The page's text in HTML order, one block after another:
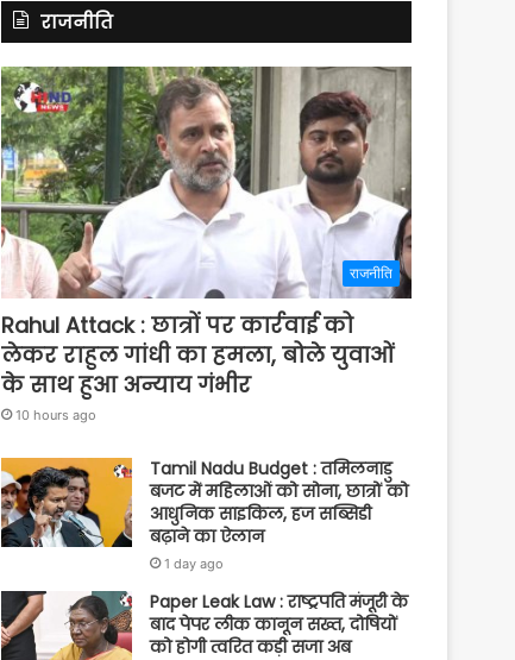
राजनीति
राजनीति
Rahul Attack : छात्रों पर कार्रवाई को
लेकर राहुल गांधी का हमला, बोले युवाओं
के साथ हुआ अन्याय गंभीर
10 hours ago
Tamil Nadu Budget : तमिलनाडु
बजट में महिलाओं को सोना, छात्रों को
आधुनिक साइकिल, हज सब्सिडी
बढ़ाने का ऐलान
1 day ago
Paper Leak Law : राष्ट्रपति मंजूरी के
बाद पेपर लीक कानून सख्त, दोषियों
को होगी त्वरित कड़ी सजा अब